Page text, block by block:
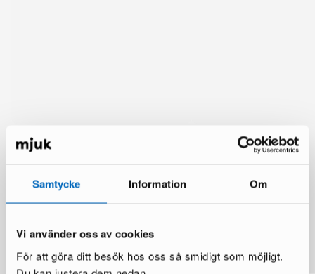
Samtycke Information Om
Vi använder oss av cookies
För att göra ditt besök hos oss så smidigt som möjligt.